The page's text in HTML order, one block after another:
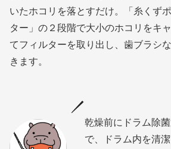
いたホコリを落とすだけ。「糸くず
ター」の２段階で大小のホコリをキ
てフィルターを取り出し、歯ブラシ
きます。
乾燥前にドラム除
で、ドラム内を清潔